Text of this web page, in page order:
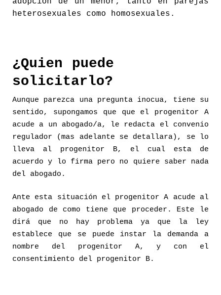
heterosexuales como homosexuales.
¿Quien puede
solicitarlo?
Aunque parezca una pregunta inocua, tiene su
sentido, supongamos que que el progenitor A
acude a un abogado/a, le redacta el convenio
regulador (mas adelante se detallara), se lo
lleva al progenitor B, el cual esta de
acuerdo y lo firma pero no quiere saber nada
del abogado.
Ante esta situación el progenitor A acude al
abogado de como tiene que proceder. Este le
dirá que no hay problema ya que la ley
establece que se puede instar la demanda a
nombre del progenitor A, y con el
consentimiento del progenitor B.